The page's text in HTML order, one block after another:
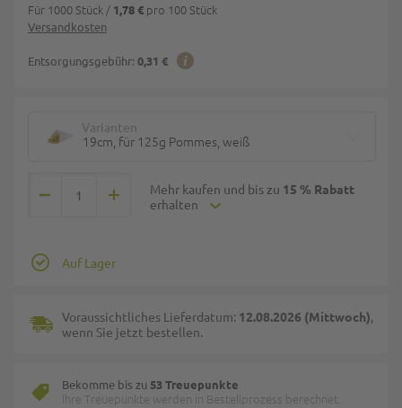
Versandkosten
Entsorgungsgebühr: 0,31 €
Für 1000 Stück / 1,78 € pro 100 Stück
Varianten
19cm, für 125g Pommes, weiß
Mehr kaufen und bis zu 15 % Rabatt
erhalten
Auf Lager
Voraussichtliches Lieferdatum: 12.08.2026 (Mittwoch),
wenn Sie jetzt bestellen.
Bekomme bis zu 53 Treuepunkte
Ihre Treuepunkte werden in Bestellprozess berechnet.